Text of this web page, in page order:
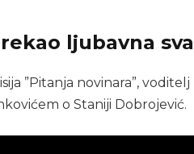
ljubavna
”Pitanja novinara”,
o Staniji Dobrojević.